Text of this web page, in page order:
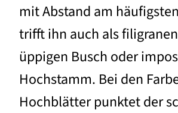
mit Abstand am
trifft ihn auch als
üppigen Busch oder
Hochstamm. Bei den
Hochblätter punktet der